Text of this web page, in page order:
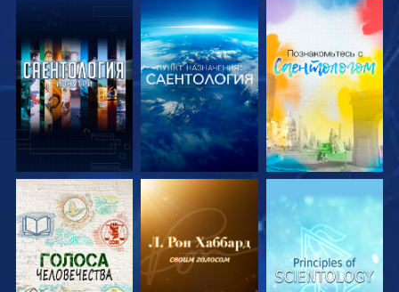
СМОТРЕТЬ
ПЕРЕДАЧИ
СМОТРЕТЬ
ПЕРЕДАЧИ
СМОТРЕТЬ
ПЕРЕДАЧИ